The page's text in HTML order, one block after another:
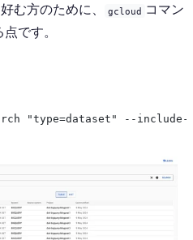
む方のために、 gcloud コマン
です。
"type=dataset" --include-